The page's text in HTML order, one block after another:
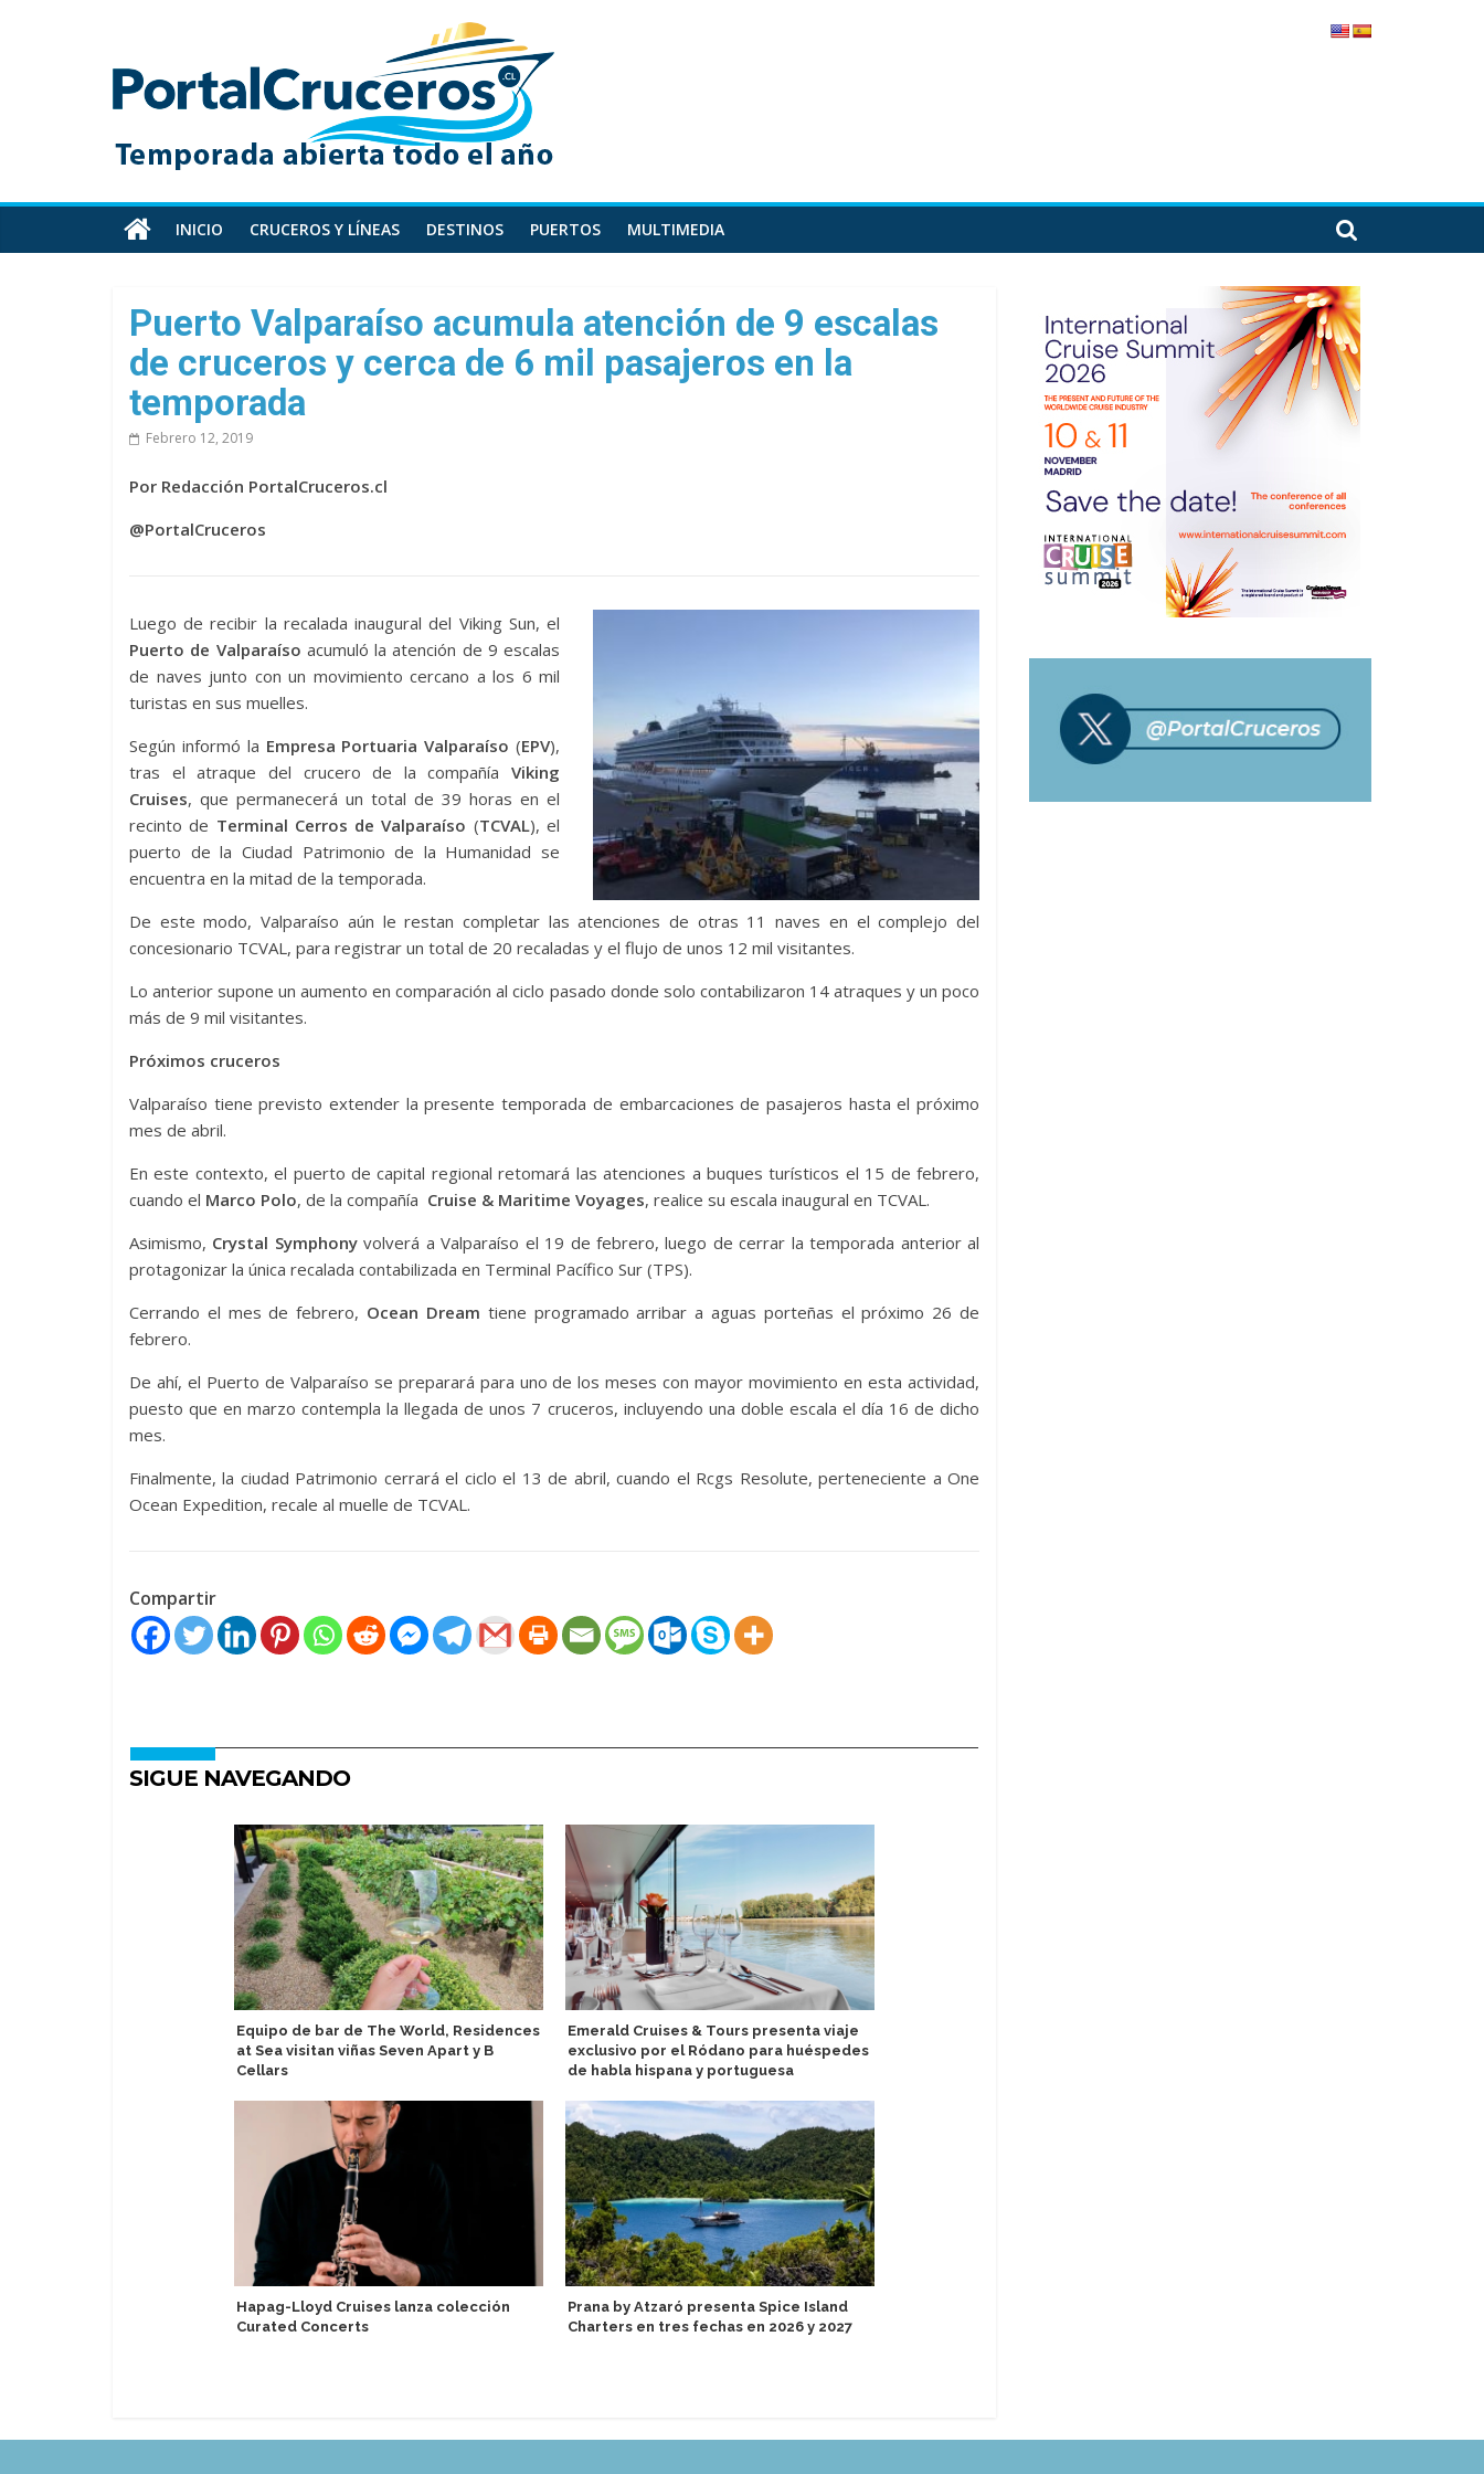
PortalCruceros
Toda
información
cruceros
en
un
sitio
INICIO CRUCEROS Y LÍNEAS DESTINOS PUERTOS MULTIMEDIA
Puerto Valparaíso acumula atención de 9 escalas
de cruceros y cerca de 6 mil pasajeros en la
temporada
Febrero 12, 2019
Por Redacción PortalCruceros.cl
@PortalCruceros
Luego de recibir la recalada inaugural del Viking Sun, el
Puerto de Valparaíso acumuló la atención de 9 escalas
de naves junto con un movimiento cercano a los 6 mil
turistas en sus muelles.
Según informó la Empresa Portuaria Valparaíso (EPV),
tras el atraque del crucero de la compañía Viking
Cruises, que permanecerá un total de 39 horas en el
recinto de Terminal Cerros de Valparaíso (TCVAL), el
puerto de la Ciudad Patrimonio de la Humanidad se
encuentra en la mitad de la temporada.
De este modo, Valparaíso aún le restan completar las atenciones de otras 11 naves en el complejo del
concesionario TCVAL, para registrar un total de 20 recaladas y el flujo de unos 12 mil visitantes.
Lo anterior supone un aumento en comparación al ciclo pasado donde solo contabilizaron 14 atraques y un poco
más de 9 mil visitantes.
Próximos cruceros
Valparaíso tiene previsto extender la presente temporada de embarcaciones de pasajeros hasta el próximo
mes de abril.
En este contexto, el puerto de capital regional retomará las atenciones a buques turísticos el 15 de febrero,
cuando el Marco Polo, de la compañía Cruise & Maritime Voyages, realice su escala inaugural en TCVAL.
Asimismo, Crystal Symphonyvolverá a Valparaíso el 19 de febrero, luego de cerrar la temporada anterior al
protagonizar la única recalada contabilizada en Terminal Pacífico Sur (TPS).
Cerrando el mes de febrero, Ocean Dream tiene programado arribar a aguas porteñas el próximo 26 de
febrero.
De ahí, el Puerto de Valparaíso se preparará para uno de los meses con mayor movimiento en esta actividad,
puesto que en marzo contempla la llegada de unos 7 cruceros, incluyendo una doble escala el día 16 de dicho
mes.
Finalmente, la ciudad Patrimonio cerrará el ciclo el 13 de abril, cuando el Rcgs Resolute, perteneciente a One
Ocean Expedition, recale al muelle de TCVAL.
Compartir
SIGUE NAVEGANDO
Equipo de bar de The World, Residences
at Sea visitan viñas Seven Apart y B
Cellars
Hapag-Lloyd Cruises lanza colección
Curated Concerts
Emerald Cruises & Tours presenta viaje
exclusivo por el Ródano para huéspedes
de habla hispana y portuguesa
Prana by Atzaró presenta Spice Island
Charters en tres fechas en 2026 y 2027